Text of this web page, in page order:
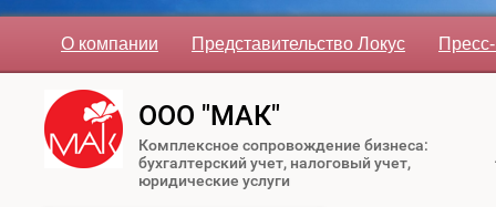
О компании Представительство Локус
ООО "МАК"
Комплексное сопровождение бизнеса:
бухгалтерский учет, налоговый учет,
юридические услуги